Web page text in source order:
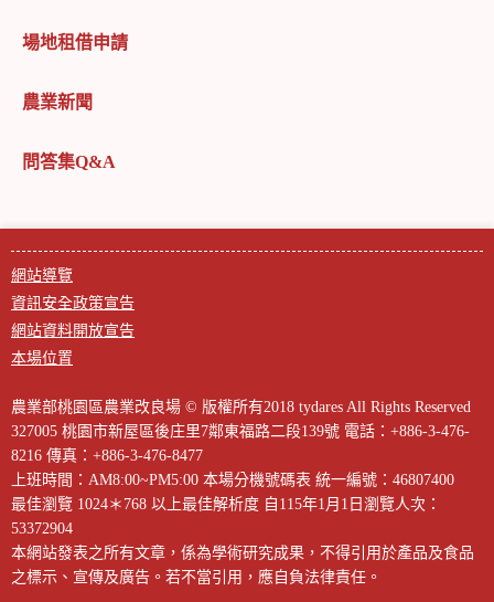
場地租借申請
農業新聞
問答集Q&A
網站導覽
資訊安全政策宣告
網站資料開放宣告
本場位置
農業部桃園區農業改良場 © 版權所有2018 tydares All Rights Reserved
327005 桃園市新屋區後庄里7鄰東福路二段139號 電話：+886-3-476-
8216 傳真：+886-3-476-8477
上班時間：AM8:00~PM5:00 本場分機號碼表 統一編號：46807400
最佳瀏覽 1024＊768 以上最佳解析度 自115年1月1日瀏覽人次：
53372904
本網站發表之所有文章，係為學術研究成果，不得引用於產品及食品
之標示、宣傳及廣告。若不當引用，應自負法律責任。